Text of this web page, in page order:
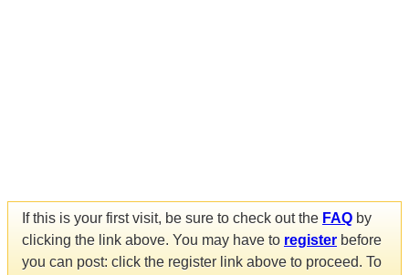
If this is your first visit, be sure to check out the FAQ by
clicking the link above. You may have to register before
you can post: click the register link above to proceed. To